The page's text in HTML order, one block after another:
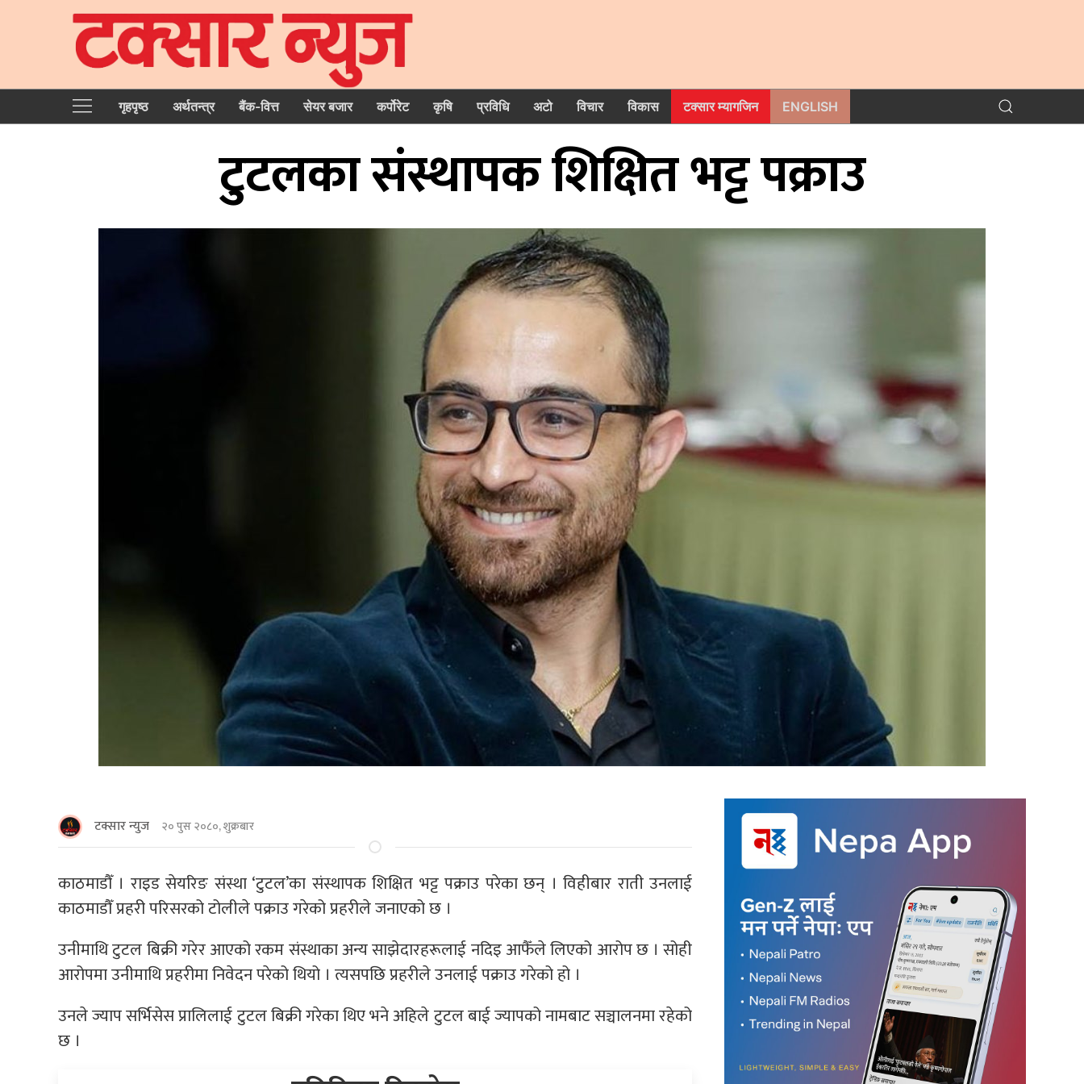
गृहपृष्‍ठ अर्थतन्त्र बैंक-वित्त सेयर बजार कर्पोरेट कृषि प्रविधि अटो विचार विकास टक्सार म्यागजिन ENGLISH
टुटलका संस्थापक शिक्षित भट्ट पक्राउ
टक्सार न्युज २० पुस २०८०, शुक्रबार
काठमाडौँ । राइड सेयरिङ संस्था ‘टुटल’का संस्थापक शिक्षित भट्ट पक्राउ परेका छन् । विहीबार राती उनलाई
काठमाडौँ प्रहरी परिसरको टोलीले पक्राउ गरेको प्रहरीले जनाएको छ ।
उनीमाथि टुटल बिक्री गरेर आएको रकम संस्थाका अन्य साझेदारहरूलाई नदिइ आफैँले लिएको आरोप छ । सोही
आरोपमा उनीमाथि प्रहरीमा निवेदन परेको थियो । त्यसपछि प्रहरीले उनलाई पक्राउ गरेको हो ।
उनले ज्याप सर्भिसेस प्रालिलाई टुटल बिक्री गरेका थिए भने अहिले टुटल बाई ज्यापको नामबाट सञ्चालनमा रहेको
छ ।